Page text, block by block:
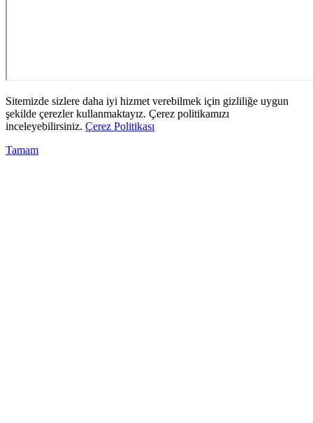
Sitemizde sizlere daha iyi hizmet verebilmek için gizliliğe uygun
şekilde çerezler kullanmaktayız. Çerez politikamızı
inceleyebilirsiniz. Çerez Politikası
Tamam